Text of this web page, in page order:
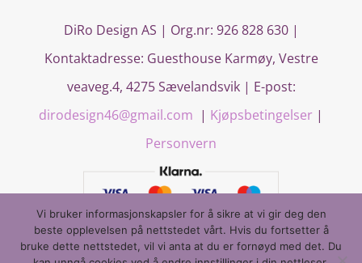
DiRo Design AS | Org.nr: 926 828 630 |
Kontaktadresse: Guesthouse Karmøy, Vestre
veaveg.4, 4275 Sævelandsvik| E-post:
dirodesign46@gmail.com | Kjøpsbetingelser |
Personvern
Vi bruker informasjonskapsler for å sikre at vi gir deg den
beste opplevelsen på nettstedet vårt. Hvis du fortsetter å
bruke dette nettstedet, vil vi anta at du er fornøyd med det. Du